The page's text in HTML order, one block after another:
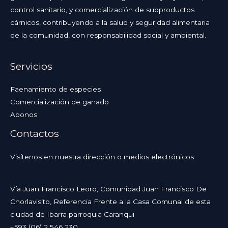
control sanitario, y comercialización de subproductos
cárnicos, contribuyendo a la salud y seguridad alimentaria
de la comunidad, con responsabilidad social y ambiental.
Servicios
Faenamiento de especies
Comercialización de ganado
Abonos
Contactos
Visítenos en nuestra dirección o medios electrónicos
Vía Juan Francisco Leoro, Comunidad Juan Francisco De
Chorlavisito, Referencia Frente a la Casa Comunal de esta
ciudad de Ibarra parroquia Caranqui